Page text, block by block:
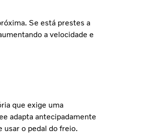
Se está prestes a
a velocidade e
que exige uma
adapta antecipadamente
usar o pedal do freio.